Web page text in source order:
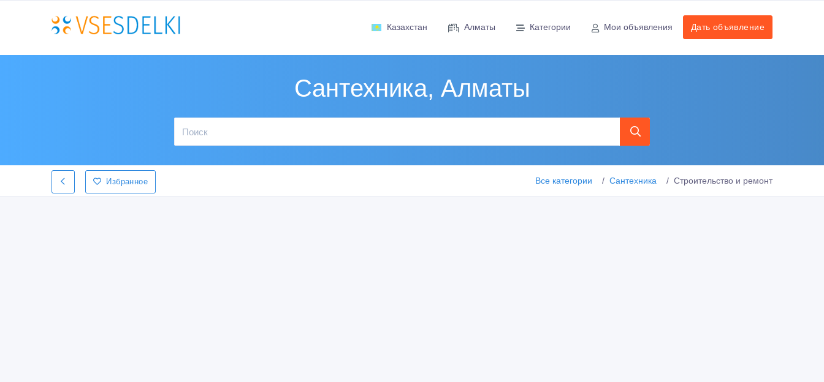
Казахстан Алматы Категории Мои объявления Дать объявление
Сантехника, Алматы
Избранное Все категории Сантехника Строительство и ремонт